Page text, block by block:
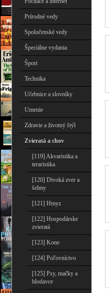
Prírodné vedy
Spoločenské vedy
Špeciálne vydania
Šport
Technika
Učebnice a slovníky
Umenie
Zdravie a životný štýl
Zvieratá a chov
[119] Akvaristika a
teraristika
[120] Divoká zver a
šelmy
[121] Hmyz
[122] Hospodárske
zvieratá
[123] Kone
[124] Poľovníctvo
[125] Psy, mačky a
hlodavce